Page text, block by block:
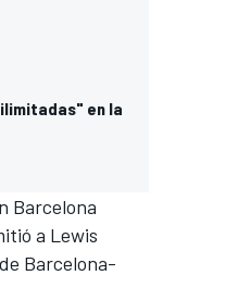
en la
Barcelona
a Lewis
Barcelona-